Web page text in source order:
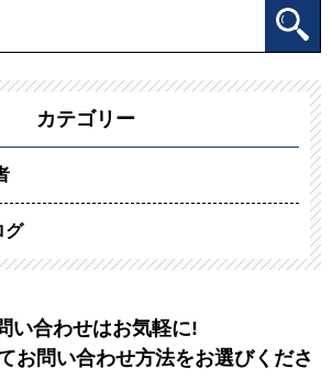
カテゴリー
グ
い合わせはお気軽に!
お問い合わせ方法をお選びくださ